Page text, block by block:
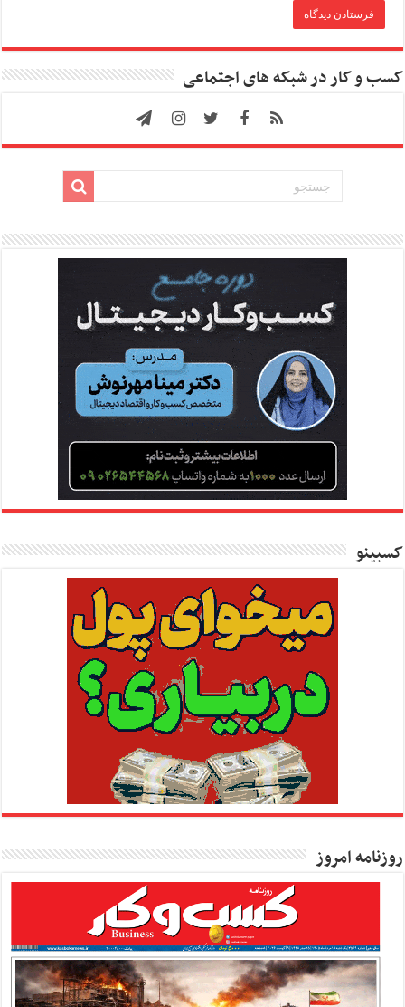
کسب و کار در شبکه های اجتماعی
کسبینو
روزنامه امروز